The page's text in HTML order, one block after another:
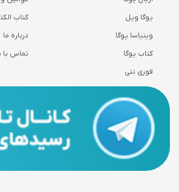
یوگا ویل
وینیاسا یوگا
کتاب یوگا
قوری نتی
کتاب
درباره ما
تماس با